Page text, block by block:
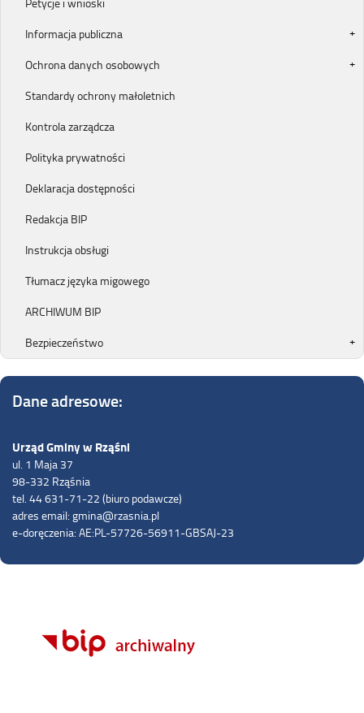
Informacja publiczna
Ochrona danych osobowych
Standardy ochrony małoletnich
Kontrola zarządcza
Polityka prywatności
Deklaracja dostępności
Redakcja BIP
Instrukcja obsługi
Tłumacz języka migowego
ARCHIWUM BIP
Bezpieczeństwo
Dane adresowe:
Urząd Gminy w Rząśni
ul. 1 Maja 37
98-332 Rząśnia
tel. 44 631-71-22 (biuro podawcze)
adres email: gmina@rzasnia.pl
e-doręczenia: AE:PL-57726-56911-GBSAJ-23